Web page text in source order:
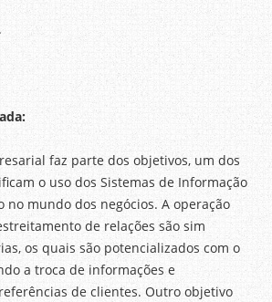
faz parte dos objetivos, um dos
o uso dos Sistemas de Informação
no mundo dos negócios. A operação
de relações são sim
os quais são potencializados com o
a troca de informações e
de clientes. Outro objetivo